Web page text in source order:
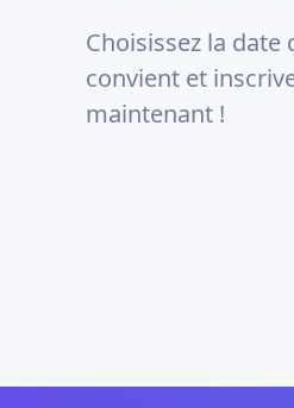
Choisissez la date
convient et
maintenant !